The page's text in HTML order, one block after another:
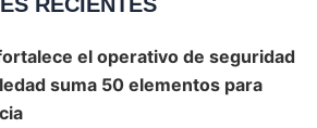
el operativo de seguridad
suma 50 elementos para